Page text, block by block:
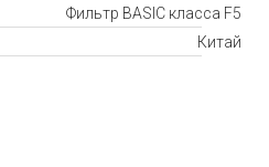
Фильтр BASIC класса F5
Китай